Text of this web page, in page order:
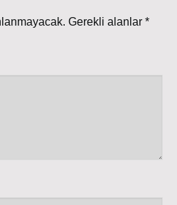
Gerekli alanlar *